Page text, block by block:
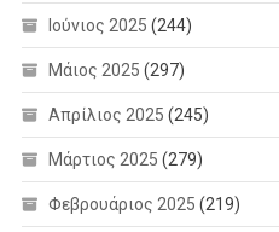
Ιούνιος 2025 (244)
Μάιος 2025 (297)
Απρίλιος 2025 (245)
Μάρτιος 2025 (279)
Φεβρουάριος 2025 (219)